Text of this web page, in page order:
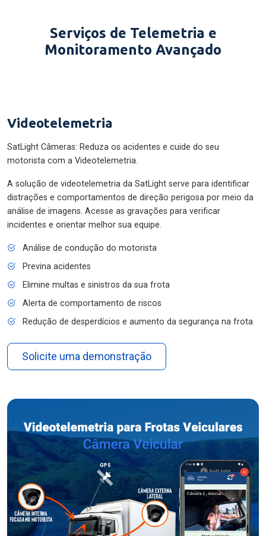
Serviços de Telemetria e
Monitoramento Avançado
Videotelemetria
SatLight Câmeras: Reduza os acidentes e cuide do seu
motorista com a Videotelemetria.
A solução de videotelemetria da SatLight serve para identificar
distrações e comportamentos de direção perigosa por meio da
análise de imagens. Acesse as gravações para verificar
incidentes e orientar melhor sua equipe.
Análise de condução do motorista
Previna acidentes
Elimine multas e sinistros da sua frota
Alerta de comportamento de riscos
Redução de desperdícios e aumento da segurança na frota
Solicite uma demonstração